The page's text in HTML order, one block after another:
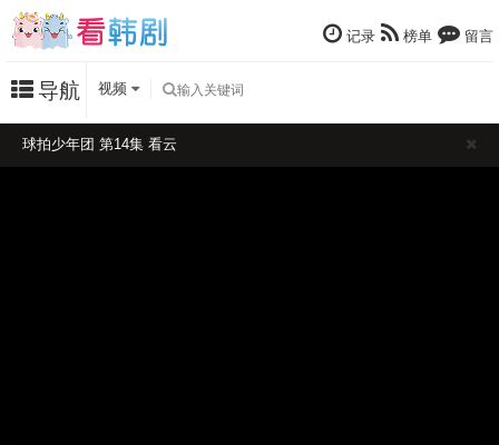
记录 榜单 留言
导航 视频
球拍少年团 第14集 看云